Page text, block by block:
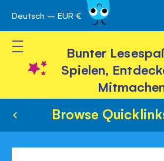
Skip
to
Content
Deutsch – EUR €
Toggle Nav
Bunter
Spielen,
Browse